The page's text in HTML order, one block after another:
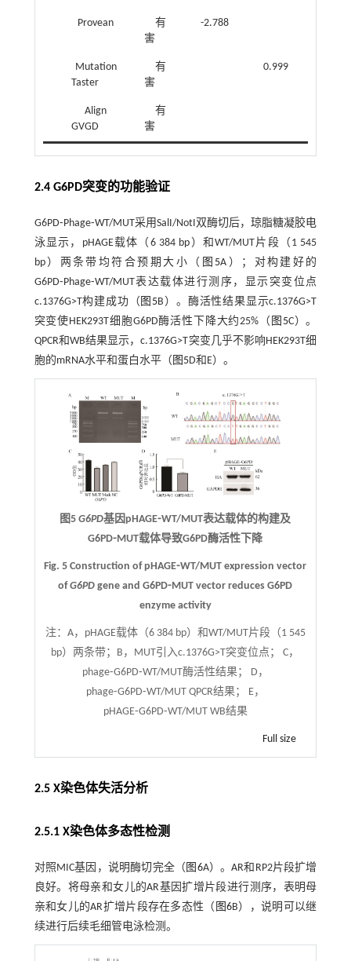
Provean
有
害
-2.788
Mutation
Taster
有
害
0.999
Align
GVGD
有
害
2.4 G6PD突变的功能验证
G6PD⁃Phage⁃WT/MUT采用SalI/NotI双酶切后，琼脂糖凝胶电
泳显示，pHAGE载体（6 384 bp）和WT/MUT片段（1 545
bp）两条带均符合预期大小（ 图5A）；对构建好的
G6PD⁃Phage⁃WT/MUT表达载体进行测序，显示突变位点
c.1376G>T构建成功（ 图5B）。酶活性结果显示c.1376G>T
突变使HEK293T细胞G6PD酶活性下降大约25%（ 图5C）。
QPCR和WB结果显示，c.1376G>T突变几乎不影响HEK293T细
胞的mRNA水平和蛋白水平（ 图5D和E）。
图5G6PD基因pHAGE⁃WT/MUT表达载体的构建及
G6PD⁃MUT载体导致G6PD酶活性下降
Fig. 5 Construction of pHAGE⁃WT/MUT expression vector
ofG6PD gene and G6PD⁃MUT vector reduces G6PD
enzyme activity
注： A，pHAGE载体（6 384 bp）和WT/MUT片段（1 545
bp）两条带；B，MUT引入c.1376G>T突变位点； C，
phage⁃G6PD⁃WT/MUT酶活性结果； D，
phage⁃G6PD⁃WT/MUT QPCR结果； E，
pHAGE⁃G6PD⁃WT/MUT WB结果
Full size
2.5 X染色体失活分析
2.5.1 X染色体多态性检测
对照MIC基因，说明酶切完全（ 图6A）。AR和RP2片段扩增
良好。将母亲和女儿的AR基因扩增片段进行测序，表明母
亲和女儿的AR扩增片段存在多态性（ 图6B），说明可以继
续进行后续毛细管电泳检测。